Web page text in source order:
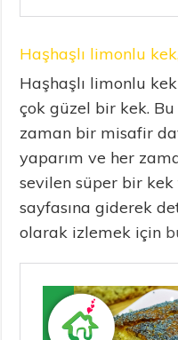
Haşhaşlı limonlu
Haşhaşlı limonlu
çok güzel bir kek. Bu
zaman bir misafir
yaparım ve her
sevilen süper bir
sayfasına giderek
olarak izlemek için